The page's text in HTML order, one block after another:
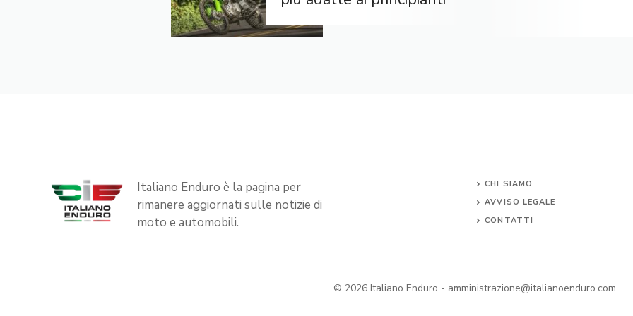
Italiano Enduro è la pagina per
rimanere aggiornati sulle notizie di
moto e automobili.
CHI SIAMO
AVVISO LEGALE
CONTATTI
© 2026 Italiano Enduro - amministrazione@italianoenduro.com